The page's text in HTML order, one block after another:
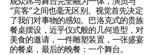
“宾客”之间也毫无区别。视觉首先决定
了我们对事物的感知。巴洛克式的贵族
餐桌摆设，近乎仪式般的几何造型，对
美食的邀请，一件雕塑装置，一张盛宴
的餐桌，最后的晚餐：一个舞台。